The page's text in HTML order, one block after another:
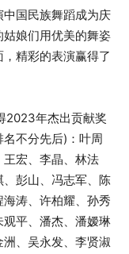
国民族舞蹈成为庆
娘们用优美的舞姿
精彩的表演赢得了
2023年杰出贡献奖
不分先后)：叶周
宏、李晶、林法
彭山、冯志军、陈
涛、许柏耀、孙秀
平、潘杰、潘嫒琳
洲、吴永发、李贤淑